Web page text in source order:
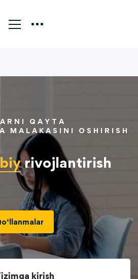
QAYTA
MALAKASINI OSHIRISH
rivojlantirish
kirish